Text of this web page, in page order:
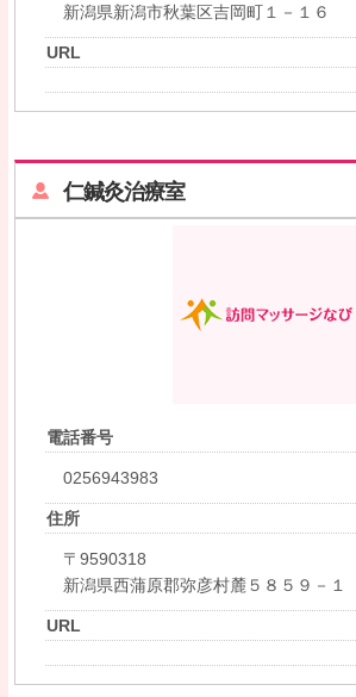
新潟県新潟市秋葉区吉岡町１－１６
URL
仁鍼灸治療室
電話番号
0256943983
住所
〒9590318
新潟県西蒲原郡弥彦村麓５８５９－１
URL